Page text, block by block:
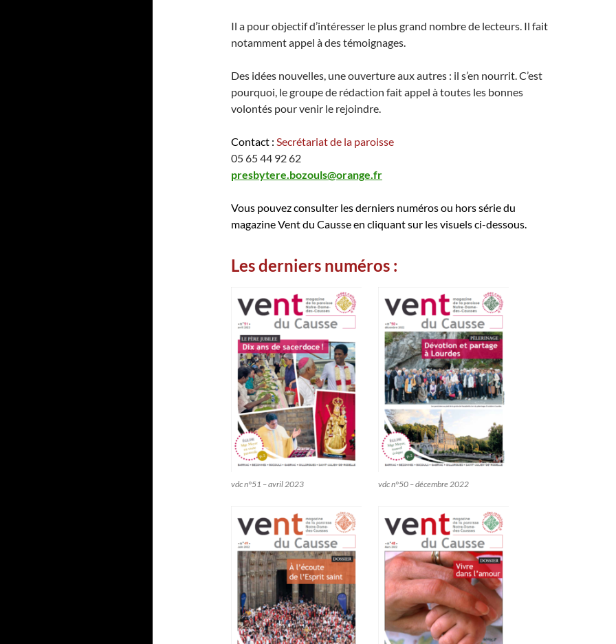
Il a pour objectif d’intéresser le plus grand nombre de lecteurs. Il fait
notamment appel à des témoignages.
Des idées nouvelles, une ouverture aux autres : il s’en nourrit. C’est
pourquoi, le groupe de rédaction fait appel à toutes les bonnes
volontés pour venir le rejoindre.
Contact : Secrétariat de la paroisse
05 65 44 92 62
presbytere.bozouls@orange.fr
Vous pouvez consulter les derniers numéros ou hors série du
magazine Vent du Causse en cliquant sur les visuels ci-dessous.
Les derniers numéros :
vdc n°51 – avril 2023 vdc n°50 – décembre 2022